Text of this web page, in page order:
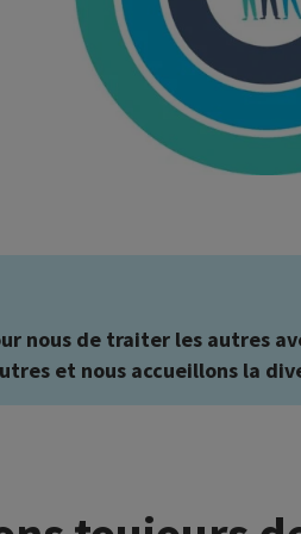
nous de traiter les autres
et nous accueillons la